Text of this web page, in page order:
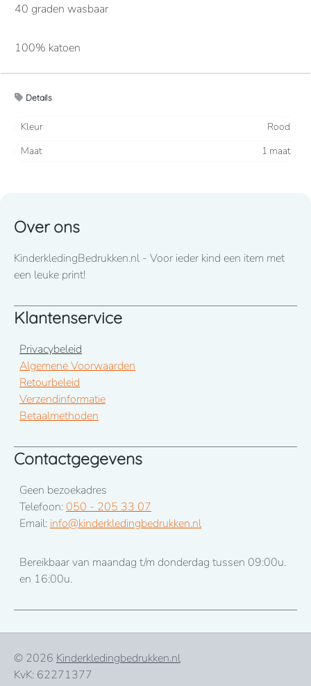
40 graden wasbaar
100% katoen
de voorkant met 2 vakken
Details
Kleur
Rood
Maat
1 maat
Over ons
KinderkledingBedrukken.nl - Voor ieder kind een item met
een leuke print!
Klantenservice
Privacybeleid
Algemene Voorwaarden
Retourbeleid
Verzendinformatie
Betaalmethoden
Contactgegevens
Geen bezoekadres
Telefoon: 050 - 205 33 07
Email: info@kinderkledingbedrukken.nl
Bereikbaar van maandag t/m donderdag tussen 09:00u.
en 16:00u.
© 2026 Kinderkledingbedrukken.nl
KvK: 62271377